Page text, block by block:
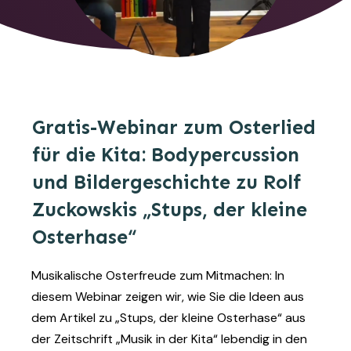
Gratis-Webinar zum Osterlied
für die Kita: Bodypercussion
und Bildergeschichte zu Rolf
Zuckowskis „Stups, der kleine
Osterhase“
Musikalische Osterfreude zum Mitmachen: In
diesem Webinar zeigen wir, wie Sie die Ideen aus
dem Artikel zu „Stups, der kleine Osterhase“ aus
der Zeitschrift „Musik in der Kita“ lebendig in den